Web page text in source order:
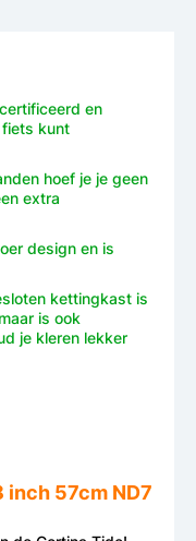
en
kunt
hoef je je geen
extra
design en is
kettingkast is
is ook
je kleren lekker
57cm ND7